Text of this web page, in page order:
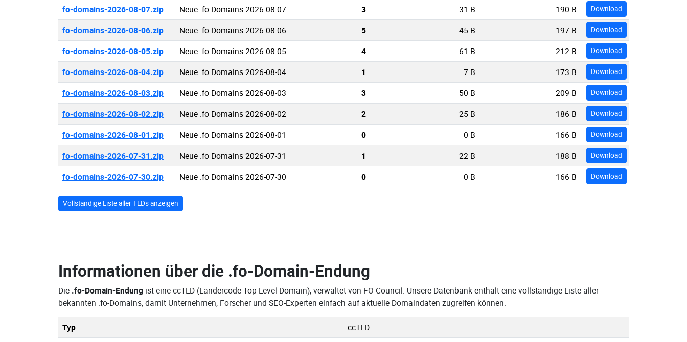
fo-domains-2026-08-07.zip Neue .fo Domains 2026-08-07 3 31 B 190 B Download
fo-domains-2026-08-06.zip Neue .fo Domains 2026-08-06 5 45 B 197 B Download
fo-domains-2026-08-05.zip Neue .fo Domains 2026-08-05 4 61 B 212 B Download
fo-domains-2026-08-04.zip Neue .fo Domains 2026-08-04 1 7 B 173 B Download
fo-domains-2026-08-03.zip Neue .fo Domains 2026-08-03 3 50 B 209 B Download
fo-domains-2026-08-02.zip Neue .fo Domains 2026-08-02 2 25 B 186 B Download
fo-domains-2026-08-01.zip Neue .fo Domains 2026-08-01 0 0 B 166 B Download
fo-domains-2026-07-31.zip Neue .fo Domains 2026-07-31 1 22 B 188 B Download
fo-domains-2026-07-30.zip Neue .fo Domains 2026-07-30 0 0 B 166 B Download
Vollständige Liste aller TLDs anzeigen
Informationen über die .fo-Domain-Endung
Die .fo-Domain-Endung ist eine ccTLD (Ländercode Top-Level-Domain), verwaltet von FO Council. Unsere Datenbank enthält eine vollständige Liste aller
bekannten .fo-Domains, damit Unternehmen, Forscher und SEO-Experten einfach auf aktuelle Domaindaten zugreifen können.
Typ
ccTLD